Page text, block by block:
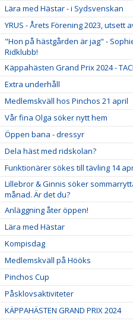
Lära med Hästar - i Sydsvenskan
YRUS - Årets Förening 2023, utsett
"Hon på hästgården är jag" -
Ridklubb!
Käppahästen Grand Prix 2024 -
Extra underhåll
Medlemskväll hos Pinchos 21 april
Vår fina Olga söker nytt hem
Öppen bana - dressyr
Dela häst med ridskolan?
Funktionärer sökes till tävling 14
Lillebror & Ginnis söker
månad. Är det du?
Anläggning åter öppen!
Lära med Hästar
Kompisdag
Medlemskväll på Hööks
Pinchos Cup
Påsklovsaktiviteter
KÄPPAHÄSTEN GRAND PRIX 2024